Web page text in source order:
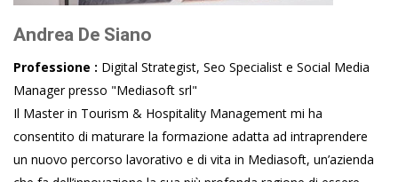
Andrea De Siano
Professione : Digital Strategist, Seo Specialist e Social Media
Manager presso "Mediasoft srl"
Il Master in Tourism & Hospitality Management mi ha
consentito di maturare la formazione adatta ad intraprendere
un nuovo percorso lavorativo e di vita in Mediasoft, un’azienda